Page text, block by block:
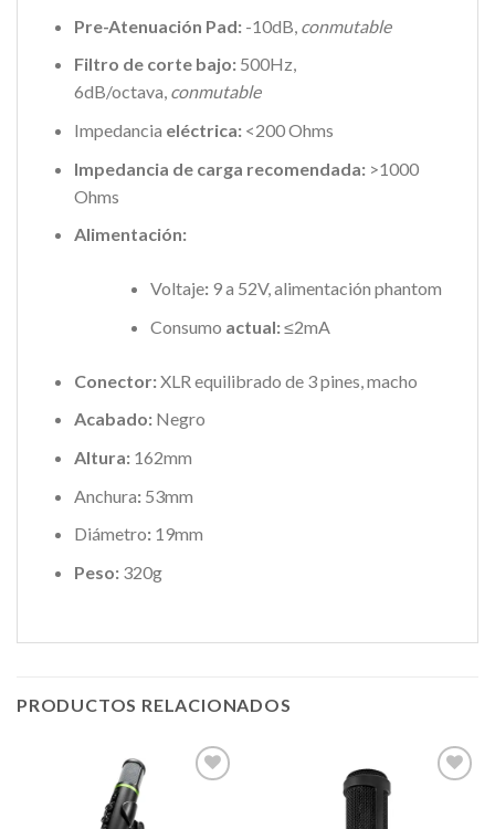
Pre-Atenuación Pad:-10dB, conmutable
Filtro de corte bajo:500Hz,
6dB/octava, conmutable
Impedancia eléctrica:<200 Ohms
Impedancia de carga recomendada:>1000
Ohms
Alimentación:
Voltaje:9 a 52V, alimentación phantom
Consumo actual:≤2mA
Conector:XLR equilibrado de 3 pines, macho
Acabado:Negro
Altura:162mm
Anchura:53mm
Diámetro:19mm
Peso:320g
PRODUCTOS RELACIONADOS